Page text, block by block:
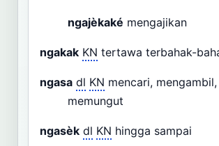
ngajèkaké mengajikan
ngakak KN tertawa terbahak-
ngasa dl KN mencari,
memungut
ngasèk dl KN hingga sampai